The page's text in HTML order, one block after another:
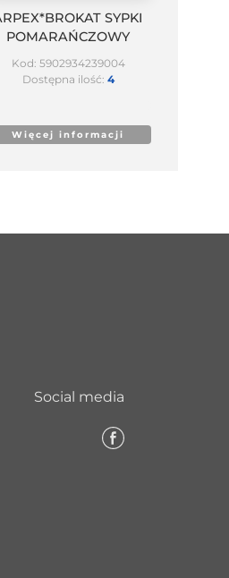
SYPKI
POMARAŃCZOWY
Kod: 5902934239004
Dostępna ilość: 4
Więcej informacji
Social media